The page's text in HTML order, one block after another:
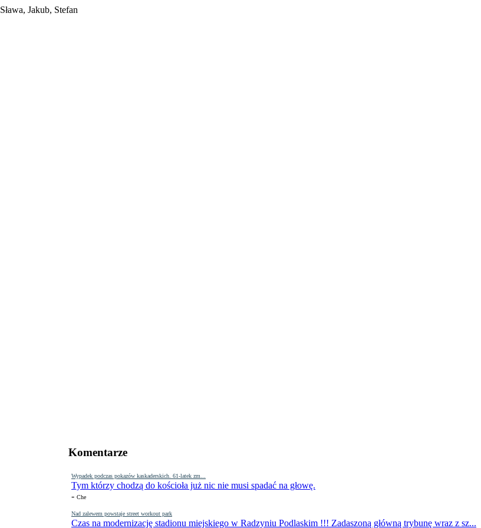
Sława, Jakub, Stefan
Komentarze
Wypadek podczas pokazów kaskaderskich. 61-latek zm...
Tym którzy chodzą do kościoła już nic nie musi spadać na głowę.
- Che
Nad zalewem powstaje street workout park
Czas na modernizację stadionu miejskiego w Radzyniu Podlaskim !!! Zadaszoną główną trybunę wraz z sz...